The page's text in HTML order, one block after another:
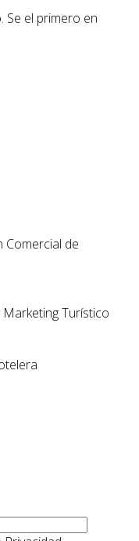
Se el primero en
Comercial de
Turístico